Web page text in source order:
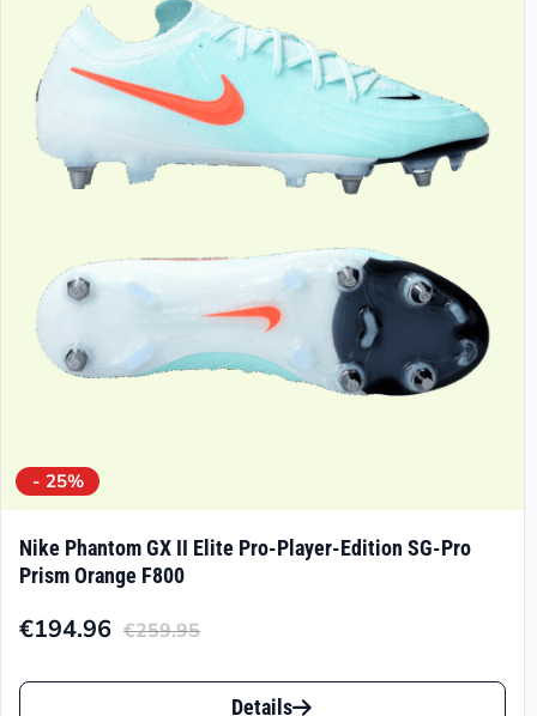
- 25%
Nike Phantom GX II Elite Pro-Player-Edition SG-Pro
Prism Orange F800
€259.95
Ursprünglicher
Preis
€194.96
Aktueller
Preis
Dieses
Details